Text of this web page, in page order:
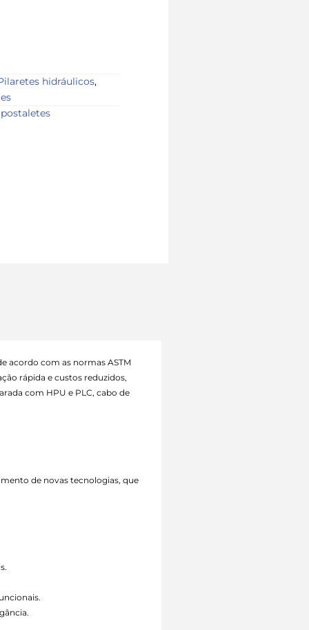
hidráulicos,
postaletes
acordo com as normas ASTM
rápida e custos reduzidos,
com HPU e PLC, cabo de
de novas tecnologias, que